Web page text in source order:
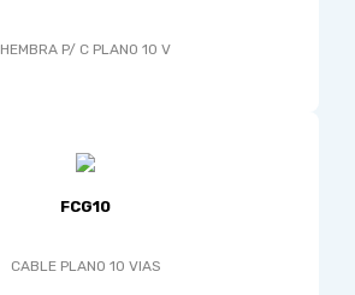
HEMBRA P/ C PLANO 10 V
FCG10
CABLE PLANO 10 VIAS